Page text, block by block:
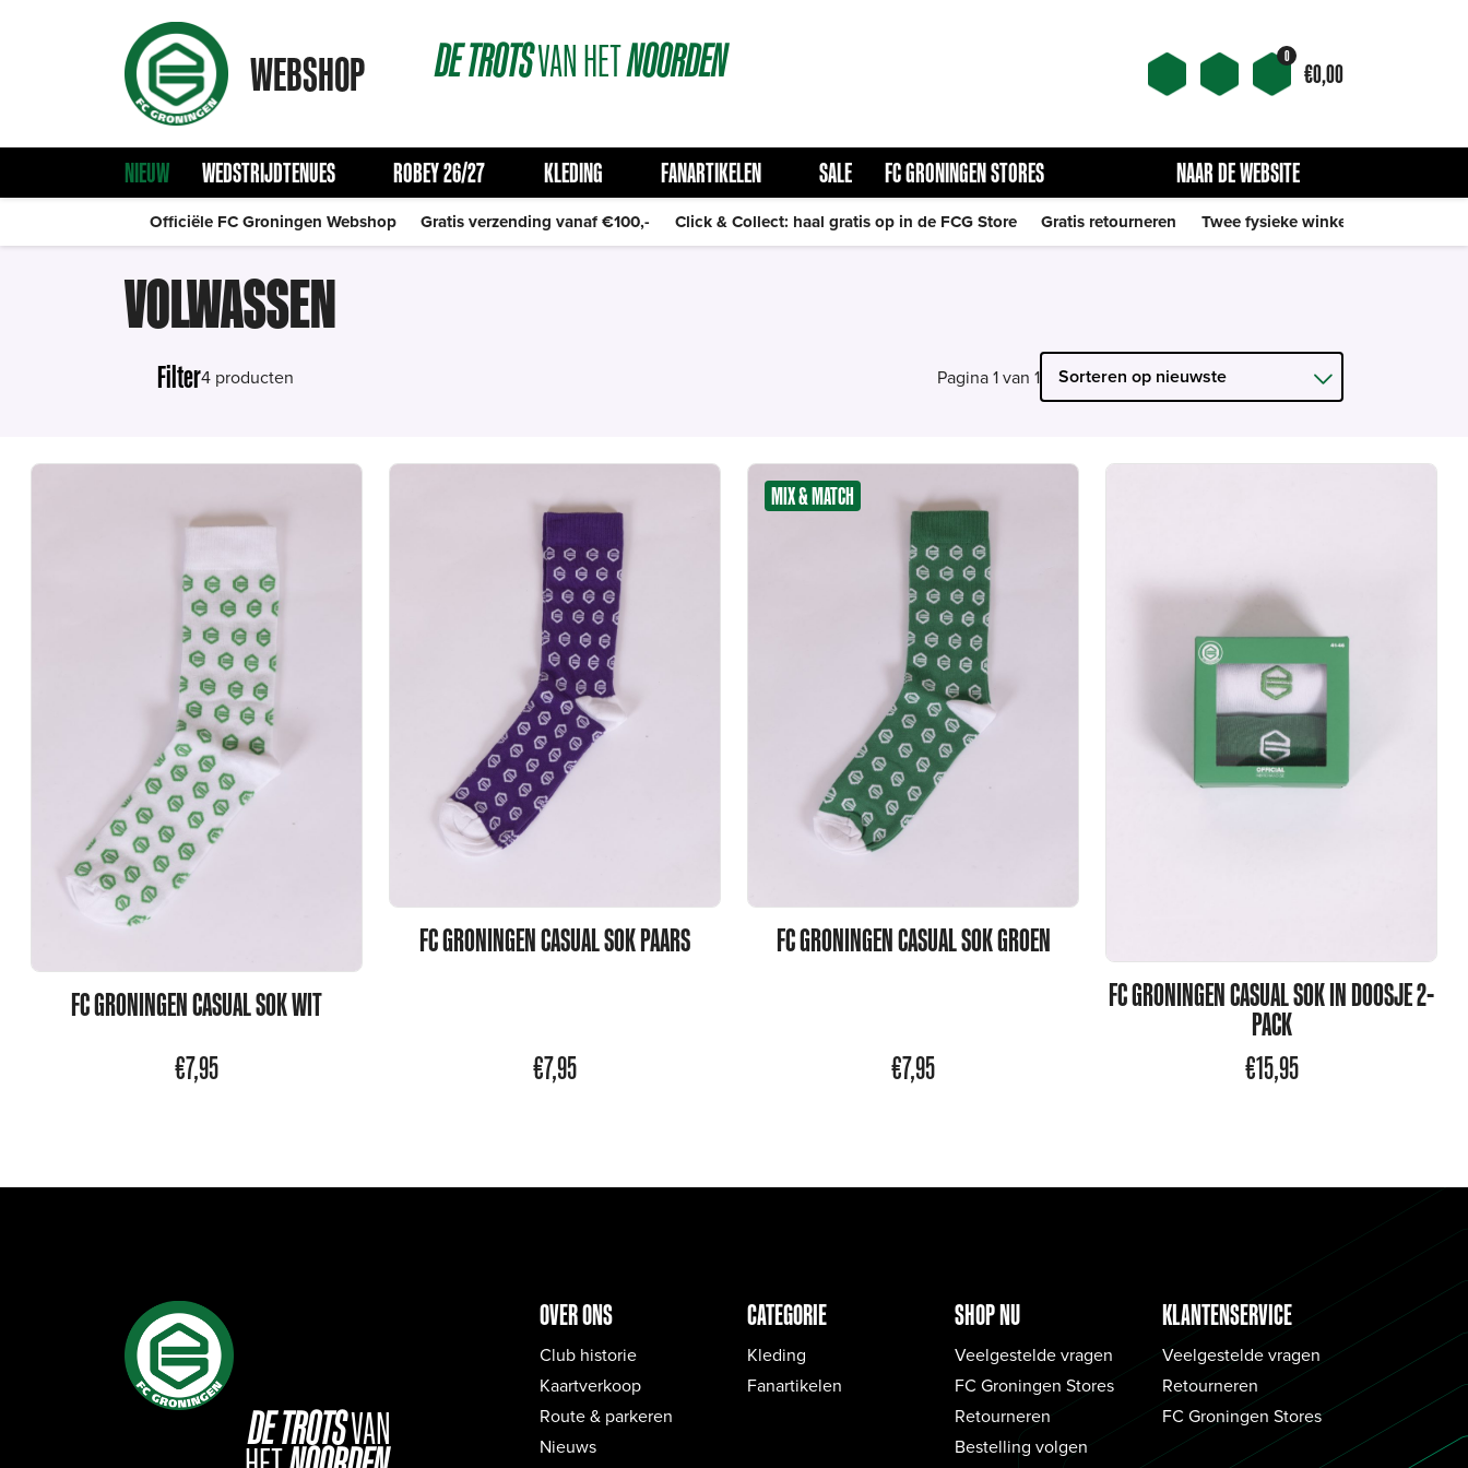
WEBSHOP DETROTSVANHETNOORDEN 0
€0,00
NIEUW WEDSTRIJDTENUES ROBEY 26/27 KLEDING FANARTIKELEN SALE FC GRONINGEN STORES NAAR DE WEBSITE
Officiële FC Groningen Webshop Gratis verzending vanaf €100,- Click & Collect: haal gratis op in de FCG Store Gratis retourneren Twee fysieke winkels
VOLWASSEN
Filter4 producten Pagina 1 van 1
FC GRONINGEN CASUAL SOK WIT
€7,95
FC GRONINGEN CASUAL SOK PAARS
€7,95
MIX & MATCH
FC GRONINGEN CASUAL SOK GROEN
€7,95
FC GRONINGEN CASUAL SOK IN DOOSJE 2-
PACK
€15,95
DETROTSVAN
OVER ONS
Club historie
Kaartverkoop
Route & parkeren
Nieuws
CATEGORIE
Kleding
Fanartikelen
SHOP NU
Veelgestelde vragen
FC Groningen Stores
Retourneren
Bestelling volgen
KLANTENSERVICE
Veelgestelde vragen
Retourneren
FC Groningen Stores